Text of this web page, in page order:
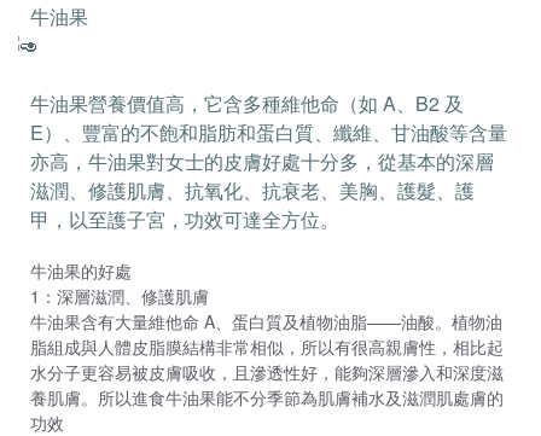
牛油果
牛油果營養價值高，它含多種維他命（如 A、B2 及
E）、豐富的不飽和脂肪和蛋白質、纖維、甘油酸等含量
亦高，牛油果對女士的皮膚好處十分多，從基本的深層
滋潤、修護肌膚、抗氧化、抗衰老、美胸、護髮、護
甲，以至護子宮，功效可達全方位。
牛油果的好處
1：深層滋潤、修護肌膚
牛油果含有大量維他命 A、蛋白質及植物油脂——油酸。植物油
脂組成與人體皮脂膜結構非常相似，所以有很高親膚性，相比起
水分子更容易被皮膚吸收，且滲透性好，能夠深層滲入和深度滋
養肌膚。所以進食牛油果能不分季節為肌膚補水及滋潤肌處膚的
功效